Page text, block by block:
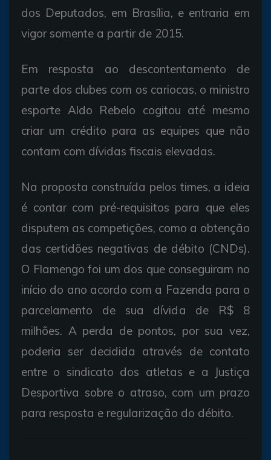
dos Deputados, em Brasília, e entraria em
vigor somente a partir de 2015.
Em resposta ao descontentamento de
parte dos clubes com os cariocas, o ministro
esporte Aldo Rebelo cogitou até mesmo
criar um crédito para as equipes que não
contam com dívidas fiscais elevadas.
Na proposta construída pelos times, a ideia
é contar com pré-requisitos para que eles
disputem as competições, como a obtenção
das certidões negativas de débito (CNDs).
O Flamengo foi um dos que conseguiram no
início do ano acordo com a Fazenda para o
parcelamento de sua dívida de R$ 8
milhões. A perda de pontos, por sua vez,
poderia ser decidida através de contato
entre o sindicato dos atletas e a Justiça
Desportiva sobre o atraso, com um prazo
para resposta e regularização do débito.